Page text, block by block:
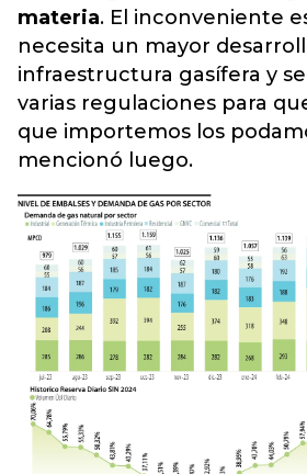
materia. El inconveniente
necesita un mayor
infraestructura gasífera y
varias regulaciones para
que importemos los
mencionó luego.